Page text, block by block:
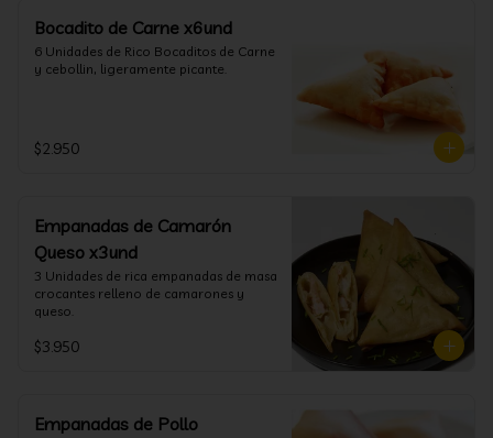
Bocadito de Carne x6und
6 Unidades de Rico Bocaditos de Carne
y cebollin, ligeramente picante.
$2.950
Empanadas de Camarón
Queso x3und
3 Unidades de rica empanadas de masa
crocantes relleno de camarones y
queso.
$3.950
Empanadas de Pollo